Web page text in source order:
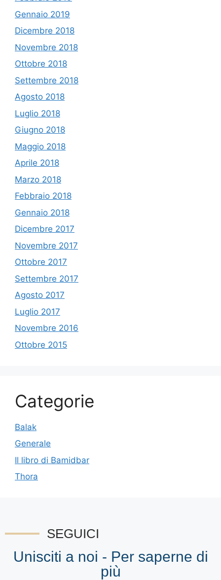
Gennaio 2019
Dicembre 2018
Novembre 2018
Ottobre 2018
Settembre 2018
Agosto 2018
Luglio 2018
Giugno 2018
Maggio 2018
Aprile 2018
Marzo 2018
Febbraio 2018
Gennaio 2018
Dicembre 2017
Novembre 2017
Ottobre 2017
Settembre 2017
Agosto 2017
Luglio 2017
Novembre 2016
Ottobre 2015
Categorie
Balak
Generale
Il libro di Bamidbar
Thora
SEGUICI
Unisciti a noi - Per saperne di
più